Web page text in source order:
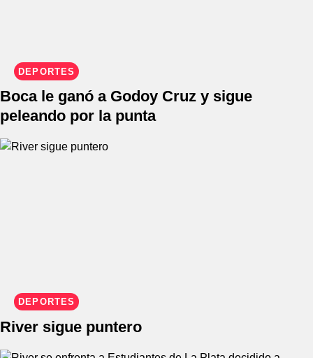
DEPORTES
Boca le ganó a Godoy Cruz y sigue
peleando por la punta
DEPORTES
River sigue puntero